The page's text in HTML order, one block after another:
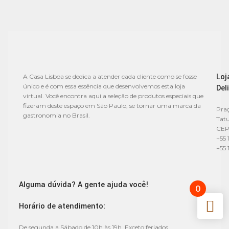
A Casa Lisboa se dedica a atender cada cliente como se fosse
único e é com essa essência que desenvolvemos esta loja
virtual. Você encontra aqui a seleção de produtos especiais que
fizeram deste espaço em São Paulo, se tornar uma marca da
gastronomia no Brasil.
+55
+55
Alguma dúvida? A gente ajuda você!
Horário de atendimento:
De segunda a Sábado de 10h às 19h. Exceto feriados.
0